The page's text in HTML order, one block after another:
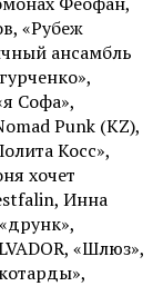
«Рубеж
ансамбль
Софа»,
Punk (KZ),
Косс»,
хочет
Инна
«Шлюз»,